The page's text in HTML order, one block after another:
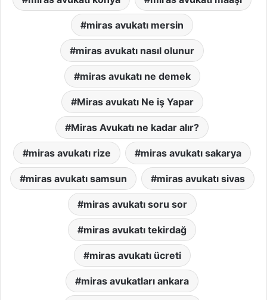
miras avukatı mersin
miras avukatı nasıl olunur
miras avukatı ne demek
Miras avukatı Ne iş Yapar
Miras Avukatı ne kadar alır?
miras avukatı rize miras avukatı sakarya
miras avukatı samsun miras avukatı sivas
miras avukatı soru sor
miras avukatı tekirdağ
miras avukatı ücreti
miras avukatları ankara